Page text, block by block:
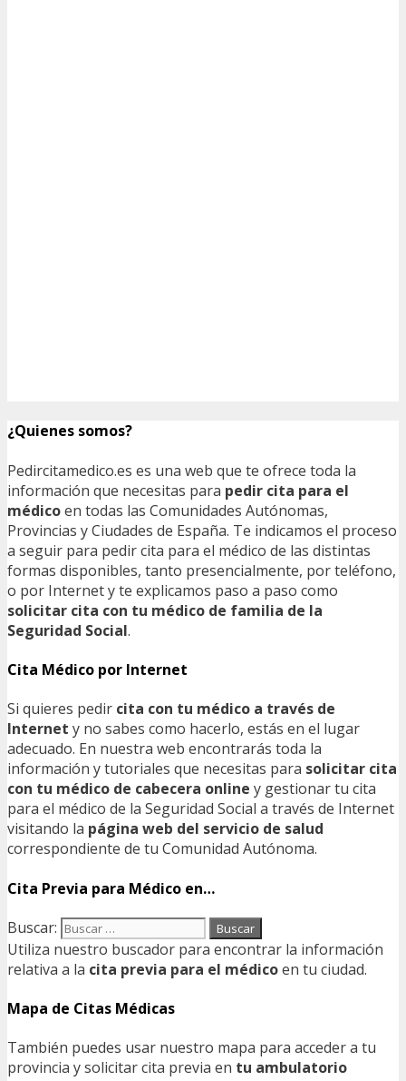
¿Quienes somos?
Pedircitamedico.es es una web que te ofrece toda la
información que necesitas para pedir cita para el
médicoen todas las Comunidades Autónomas,
Provincias y Ciudades de España. Te indicamos el proceso
a seguir para pedir cita para el médico de las distintas
formas disponibles, tanto presencialmente, por teléfono,
o por Internet y te explicamos paso a paso como
solicitar cita con tu médico de familia de la
Seguridad Social.
Cita Médico por Internet
Si quieres pedir cita con tu médico a través de
Internet y no sabes como hacerlo, estás en el lugar
adecuado. En nuestra web encontrarás toda la
información y tutoriales que necesitas para solicitar cita
con tu médico de cabecera online y gestionar tu cita
para el médico de la Seguridad Social a través de Internet
visitando la página web del servicio de salud
correspondiente de tu Comunidad Autónoma.
Cita Previa para Médico en…
Buscar:
Utiliza nuestro buscador para encontrar la información
relativa a la cita previa para el médicoen tu ciudad.
Mapa de Citas Médicas
También puedes usar nuestro mapa para acceder a tu
provincia y solicitar cita previa en tu ambulatorio